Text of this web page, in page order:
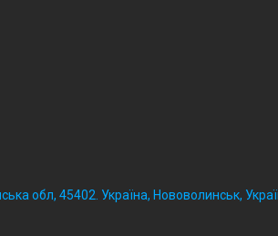
обл, 45402. Україна, Нововолинськ,